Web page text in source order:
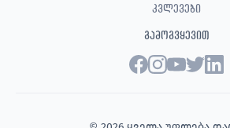
კვლევები
გამოგვყევით